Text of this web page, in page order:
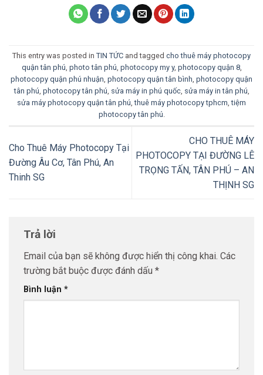
This entry was posted in TIN TỨC and tagged cho thuê máy photocopy
quận tân phú photo tân phú photocopy my y, photocopy quận 8,
photocopy quận phú nhuận photocopy quận tân bình photocopy quận
tân phú photocopy tân phú sửa máy in phú quốc, sửa máy in tân phú
sửa máy photocopy quận tân phú ,thuê máy photocopy tphcm ,tiệm
photocopy tân phú
Cho Thuê Máy Photocopy Tại
Đường Âu Cơ, Tân Phú, An
Thinh SG
CHO THUÊ MÁY
PHOTOCOPY TẠI ĐƯỜNG LÊ
TRỌNG TẤN, TÂN PHÚ – AN
THỊNH SG
Trả lời
Email của bạn sẽ không được hiển thị công khai. Các
trường bắt buộc được đánh dấu *
Bình luận *